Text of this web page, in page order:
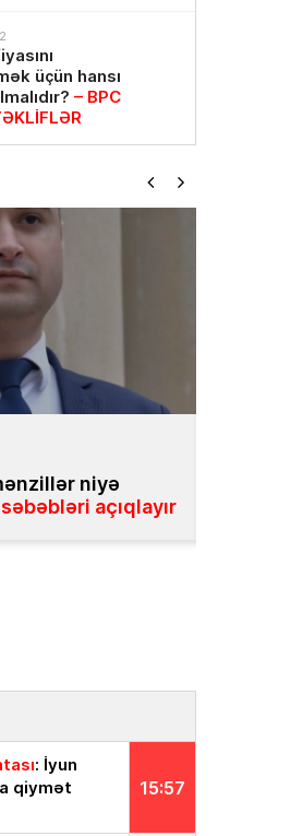
üçün hansı
– BPC
niyə
açıqlayır
15:57
: İyun
qiymət